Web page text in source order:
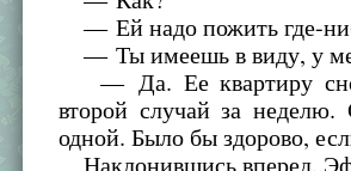
— Ей надо пожить где-
— Ты имеешь в виду, у
— Да. Ее квартиру
второй случай за неделю.
одной. Было бы здорово,
Наклонившись вперед,